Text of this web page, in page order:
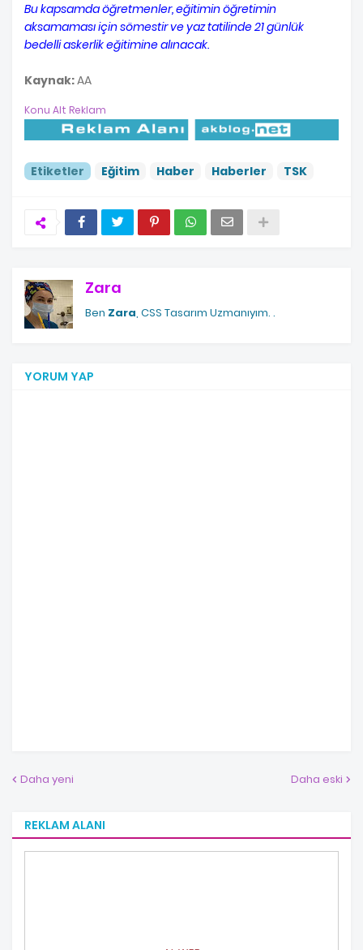
Bu kapsamda öğretmenler, eğitimin öğretimin
aksamaması için sömestir ve yaz tatilinde 21 günlük
bedelli askerlik eğitimine alınacak.
Kaynak:AA
Konu Alt Reklam
Etiketler Eğitim Haber Haberler TSK
Zara
Ben Zara, CSS Tasarım Uzmanıyım. .
YORUM YAP
Daha yeni Daha eski
REKLAM ALANI